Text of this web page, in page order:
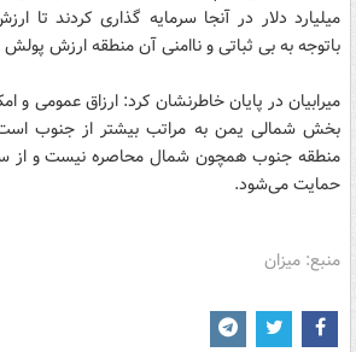
میلیارد دلار در آنجا سرمایه گذاری کردند
باتوجه به بی ثباتی و ناامنی آن منطقه ارزش
میرابیان در پایان خاطرنشان کرد: ارزاق عمومی
بخش شمالی یمن به مراتب بیشتر از جنوب
منطقه جنوب همچون شمال محاصره نیست و از
حمایت می‌شود.
منبع: میزان